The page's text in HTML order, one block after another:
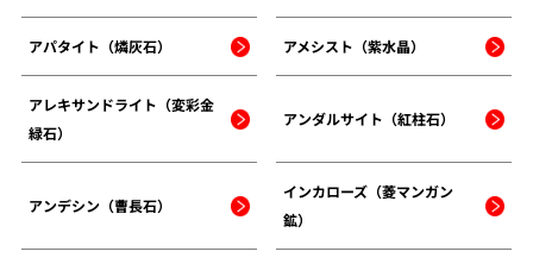
アパタイト（燐灰石） アメシスト（紫水晶）
アレキサンドライト（変彩金
緑石）
アンダルサイト（紅柱石）
アンデシン（曹長石）
インカローズ（菱マンガン
鉱）